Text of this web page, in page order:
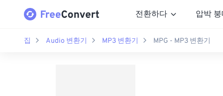
전환하다 압박
집 Audio 변환기 MP3 변환기 MPG - MP3 변환기